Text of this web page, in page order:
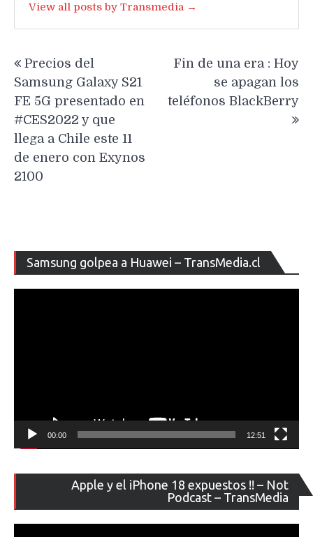
View all posts by Transmedia →
de
entradas
Precios del
Samsung Galaxy S21
FE 5G presentado en
#CES2022 y que
llega a Chile este 11
de enero con Exynos
2100
Fin de una era : Hoy
se apagan los
teléfonos BlackBerry
Samsung golpea a Huawei – TransMedia.cl
de
00:00 12:51
Apple y el iPhone 18 expuestos !! – Not
Podcast – TransMedia
de